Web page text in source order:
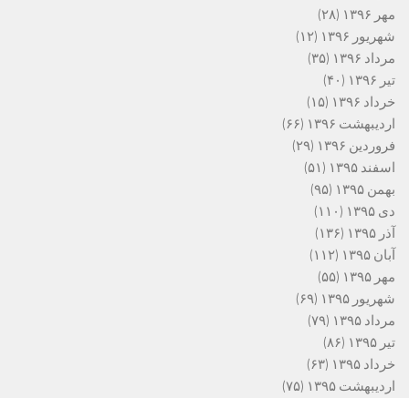
مهر ۱۳۹۶
(۲۸)
شهریور ۱۳۹۶
(۱۲)
مرداد ۱۳۹۶
(۳۵)
تیر ۱۳۹۶
(۴۰)
خرداد ۱۳۹۶
(۱۵)
اردیبهشت ۱۳۹۶
(۶۶)
فروردین ۱۳۹۶
(۲۹)
اسفند ۱۳۹۵
(۵۱)
بهمن ۱۳۹۵
(۹۵)
دی ۱۳۹۵
(۱۱۰)
آذر ۱۳۹۵
(۱۳۶)
آبان ۱۳۹۵
(۱۱۲)
مهر ۱۳۹۵
(۵۵)
شهریور ۱۳۹۵
(۶۹)
مرداد ۱۳۹۵
(۷۹)
تیر ۱۳۹۵
(۸۶)
خرداد ۱۳۹۵
(۶۳)
اردیبهشت ۱۳۹۵
(۷۵)